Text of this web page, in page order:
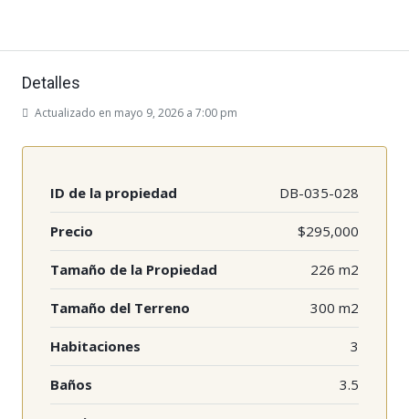
Detalles
Actualizado en mayo 9, 2026 a 7:00 pm
ID de la propiedad DB-035-028
Precio $295,000
Tamaño de la Propiedad 226 m2
Tamaño del Terreno 300 m2
Habitaciones 3
Baños 3.5